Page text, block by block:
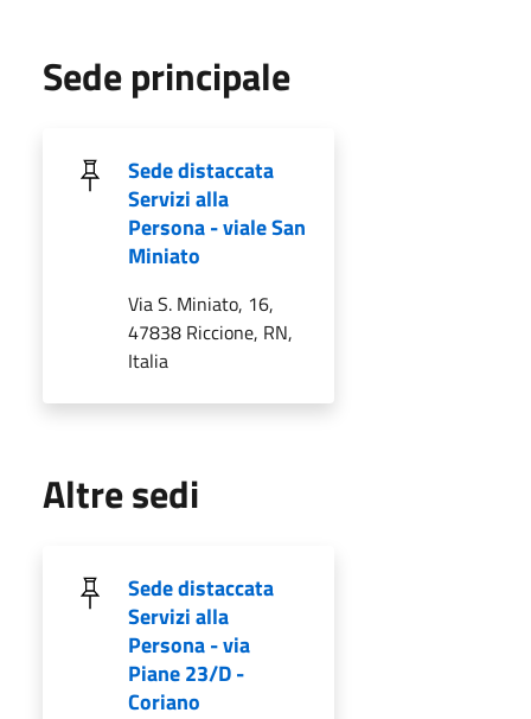
Sede principale
Sede distaccata
Servizi alla
Persona - viale San
Miniato
Via S. Miniato, 16,
47838 Riccione, RN,
Italia
Altre sedi
Sede distaccata
Servizi alla
Persona - via
Piane 23/D -
Coriano